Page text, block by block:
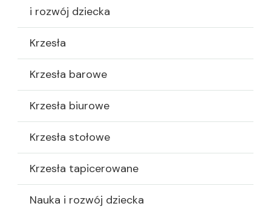
i rozwój dziecka
Krzesła
Krzesła barowe
Krzesła biurowe
Krzesła stołowe
Krzesła tapicerowane
Nauka i rozwój dziecka